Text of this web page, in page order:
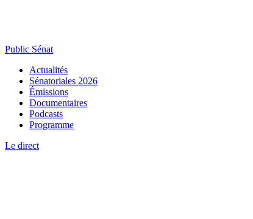
Public Sénat
Actualités
Sénatoriales 2026
Émissions
Documentaires
Podcasts
Programme
Le direct